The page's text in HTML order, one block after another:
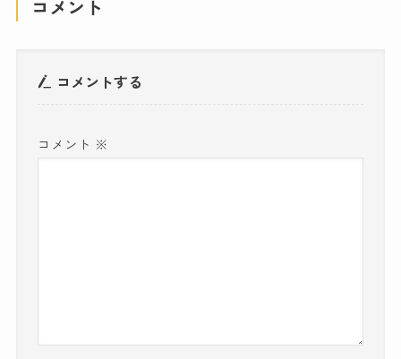
コメント
コメントする
コメント ※